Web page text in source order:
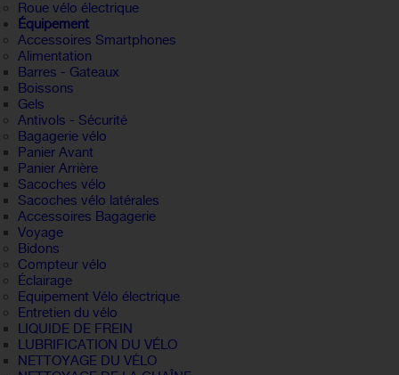
Roue vélo électrique
Équipement
Accessoires Smartphones
Alimentation
Barres - Gateaux
Boissons
Gels
Antivols - Sécurité
Bagagerie vélo
Panier Avant
Panier Arrière
Sacoches vélo
Sacoches vélo latérales
Accessoires Bagagerie
Voyage
Bidons
Compteur vélo
Éclairage
Equipement Vélo électrique
Entretien du vélo
LIQUIDE DE FREIN
LUBRIFICATION DU VÉLO
NETTOYAGE DU VÉLO